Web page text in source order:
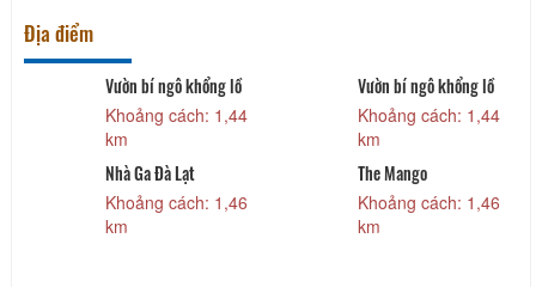
Địa điểm
Vườn bí ngô khổng lồ
Khoảng cách: 1,44
km
Vườn bí ngô khổng lồ
Khoảng cách: 1,44
km
Nhà Ga Đà Lạt
Khoảng cách: 1,46
km
The Mango
Khoảng cách: 1,46
km